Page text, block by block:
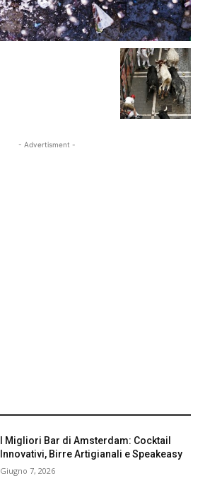
- Advertisment -
I Migliori Bar di Amsterdam: Cocktail
Innovativi, Birre Artigianali e Speakeasy
Giugno 7, 2026